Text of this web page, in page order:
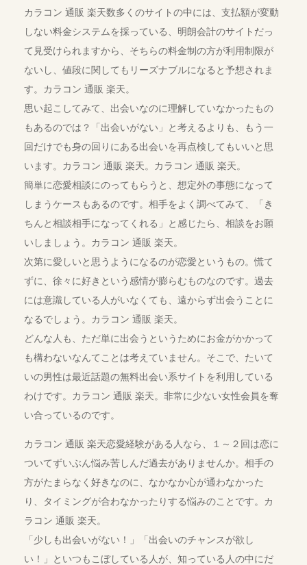
カラコン 通販 楽天数多くのサイトの中には、支払額が変動
しない料金システムを採っている、明朗会計のサイトだっ
て見受けられますから、そちらの料金制の方が利用制限が
ないし、値段に関してもリーズナブルになると予想されま
す。カラコン 通販 楽天。
思い起こしてみて、出会いなのに理解していなかったもの
もあるのでは？「出会いがない」と考えるよりも、もう一
回だけでも身の回りにある出会いを再点検してもいいと思
います。カラコン 通販 楽天。カラコン 通販 楽天。
簡単に恋愛相談にのってもらうと、想定外の事態になって
しまうケースもあるのです。相手をよく調べてみて、「き
ちんと相談相手になってくれる」と感じたら、相談をお願
いしましょう。カラコン 通販 楽天。
次第に愛しいと思うようになるのが恋愛というもの。慌て
ずに、徐々に好きという感情が膨らむものなのです。過去
には意識している人がいなくても、遠からず出会うことに
なるでしょう。カラコン 通販 楽天。
どんな人も、ただ単に出会うというためにお金がかかって
も構わないなんてことは考えていません。そこで、たいて
いの男性は最近話題の無料出会い系サイトを利用している
わけです。カラコン 通販 楽天。非常に少ない女性会員を奪
い合っているのです。
カラコン 通販 楽天恋愛経験がある人なら、１～２回は恋に
ついてずいぶん悩み苦しんだ過去がありませんか。相手の
方がたまらなく好きなのに、なかなか心が通わなかった
り、タイミングが合わなかったりする悩みのことです。カ
ラコン 通販 楽天。
「少しも出会いがない！」「出会いのチャンスが欲し
い！」といつもこぼしている人が、知っている人の中にだ